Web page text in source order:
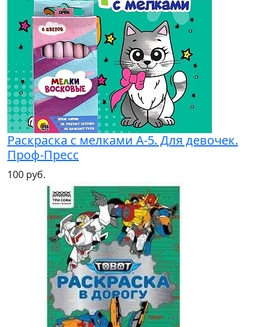
Раскраска с мелками А-5. Для девочек.
Проф-Пресс
100 руб.